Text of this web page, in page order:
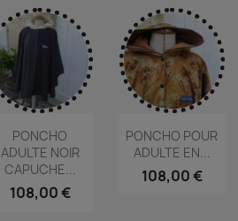
PONCHO
ADULTE NOIR
CAPUCHE...
108,00 €
PONCHO POUR
ADULTE EN...
108,00 €